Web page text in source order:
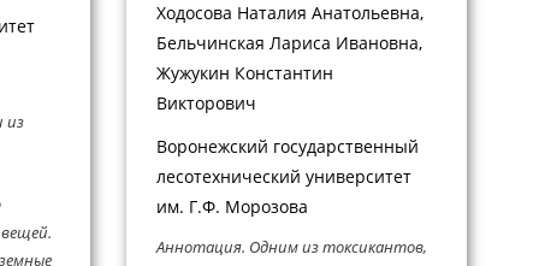
из
Ходосова Наталия Анатольевна,
Бельчинская Лариса Ивановна,
Жужукин Константин
Викторович
Воронежский государственный
лесотехнический университет
им. Г.Ф. Морозова
Аннотация. Одним из токсикантов,